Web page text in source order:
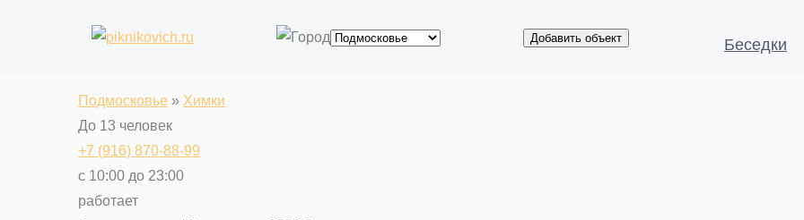
Добавить объект Беседки
Маленькая рыбацкая беседка на Круглом Озере
Подмосковье » Химки
До 13 человек
+7 (916) 870-88-99
с 10:00 до 23:00
работает